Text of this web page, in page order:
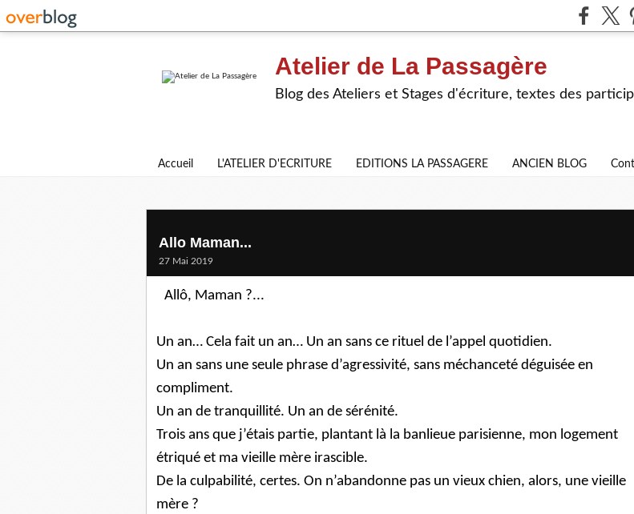
Atelier de La Passagère
Blog des Ateliers et Stages d'écriture, textes des
Accueil L'ATELIER D'ECRITURE EDITIONS LA PASSAGERE ANCIEN BLOG
Allo Maman...
27 Mai 2019
Allô, Maman ?...
Un an… Cela fait un an… Un an sans ce rituel de l’appel quotidien.
Un an sans une seule phrase d’agressivité, sans méchanceté déguisée en
compliment.
Un an de tranquillité. Un an de sérénité.
Trois ans que j’étais partie, plantant là la banlieue parisienne, mon logement
étriqué et ma vieille mère irascible.
De la culpabilité, certes. On n’abandonne pas un vieux chien, alors, une vieille
mère ?